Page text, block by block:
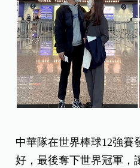
中華隊在世界棒球12強賽
好，最後奪下世界冠軍，